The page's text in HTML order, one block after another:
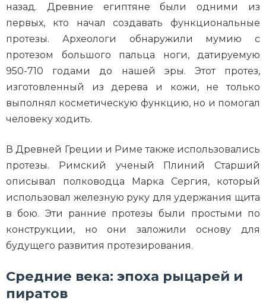
назад. Древние египтяне были одними из
первых, кто начал создавать функциональные
протезы. Археологи обнаружили мумию с
протезом большого пальца ноги, датируемую
950-710 годами до нашей эры. Этот протез,
изготовленный из дерева и кожи, не только
выполнял косметическую функцию, но и помогал
человеку ходить.
В Древней Греции и Риме также использовались
протезы. Римский ученый Плиний Старший
описывал полководца Марка Сергия, который
использовал железную руку для удержания щита
в бою. Эти ранние протезы были простыми по
конструкции, но они заложили основу для
будущего развития протезирования.
Средние века: эпоха рыцарей и
пиратов